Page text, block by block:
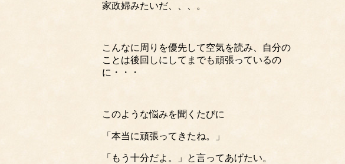
家政婦みたいだ、、、。
こんなに周りを優先して空気を読み、自分の
ことは後回しにしてまでも頑張っているの
に・・・
このような悩みを聞くたびに
「本当に頑張ってきたね。」
「もう十分だよ。」と言ってあげたい。